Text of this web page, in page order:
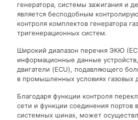
генератора, системы зажигания и
является бесподобным
контроля комплектов генератора
тригенерационных систем.
Широкий диапазон перечня ЭКЮ
информационные данные
двигатели (ECU), подавляющего
в промышленных условиях газовых
Благодаря функции контроля
сети и функции соединения портов
системных шинах, может